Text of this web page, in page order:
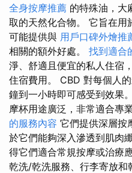
全身按摩推薦 的特殊油，大
取的天然化合物。 它旨在用
可能提供與 用戶口碑外燴推
相關的額外好處。 找到適合
淨、舒適且便宜的私人住宿
住宿費用。 CBD 對每個人
鐘到一小時即可感受到效果。
摩杯用途廣泛，非常適合專
的服務內容 它們提供深層按
於它們能夠深入滲透到肌肉
得它們適合常規按摩或治療
乾洗/乾洗服務、行李寄放和